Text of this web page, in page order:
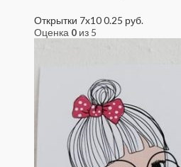
Открытки 7x100.25 руб.
Оценка 0 из 5